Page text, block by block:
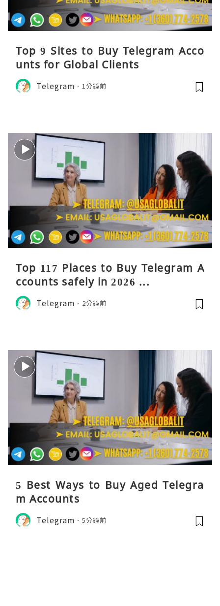
Top 9 Sites to Buy Telegram Acco
unts for Global Clients
Telegram 1分鐘前
Top 117 Places to Buy Telegram A
ccounts safely in 2026 ...
Telegram 2分鐘前
5 Best Ways to Buy Aged Telegra
m Accounts
Telegram 5分鐘前